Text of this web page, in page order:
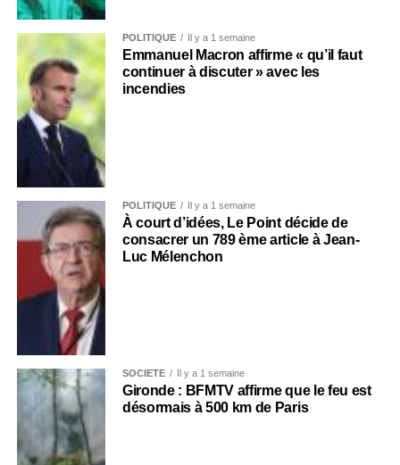
POLITIQUE Il y a 1 semaine
Emmanuel Macron affirme « qu’il faut
continuer à discuter » avec les
incendies
POLITIQUE Il y a 1 semaine
À court d’idées, Le Point décide de
consacrer un 789 ème article à Jean-
Luc Mélenchon
SOCIÉTÉ Il y a 1 semaine
Gironde : BFMTV affirme que le feu est
désormais à 500 km de Paris